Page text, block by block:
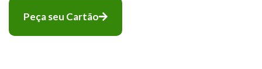
Peça seu Cartão